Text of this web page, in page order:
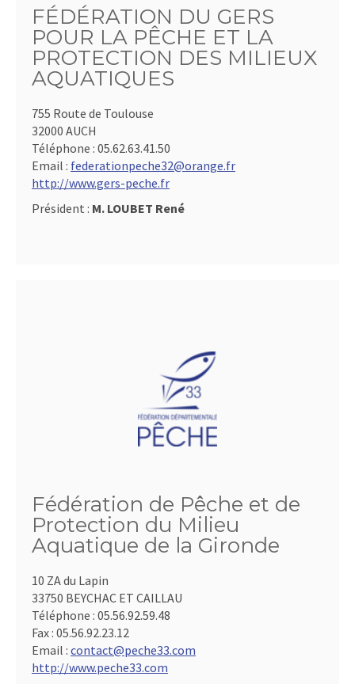
FÉDÉRATION DU GERS
POUR LA PÊCHE ET LA
PROTECTION DES MILIEUX
AQUATIQUES
755 Route de Toulouse
32000 AUCH
Téléphone : 05.62.63.41.50
Email : federationpeche32@orange.fr
http://www.gers-peche.fr
Président : M. LOUBET René
Fédération de Pêche et de
Protection du Milieu
Aquatique de la Gironde
10 ZA du Lapin
33750 BEYCHAC ET CAILLAU
Téléphone : 05.56.92.59.48
Fax : 05.56.92.23.12
Email : contact@peche33.com
http://www.peche33.com